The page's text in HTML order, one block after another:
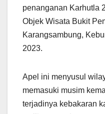
penanganan Karhutla
Objek Wisata Bukit
Karangsambung,
2023.
Apel ini menyusul
memasuki musim
terjadinya kebakaran